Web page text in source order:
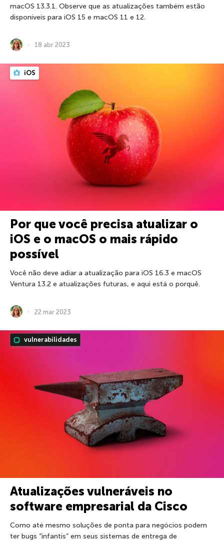
macOS 13.3.1. Observe que as atualizações também estão
disponíveis para iOS 15 e macOS 11 e 12.
18 abr 2023
iOS
Por que você precisa atualizar o
iOS e o macOS o mais rápido
possível
Você não deve adiar a atualização para iOS 16.3 e macOS
Ventura 13.2 e atualizações futuras, e aqui está o porquê.
22 mar 2023
vulnerabilidades
Atualizações vulneráveis no
software empresarial da Cisco
Como até mesmo soluções de ponta para negócios podem
ter bugs “infantis” em seus sistemas de entrega de